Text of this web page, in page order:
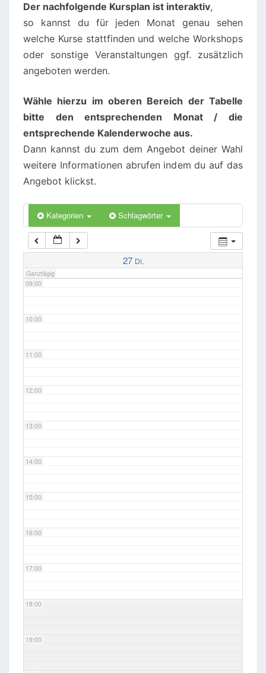
Der nachfolgende Kursplan ist interaktiv,
so kannst du für jeden Monat genau sehen
welche Kurse stattfinden und welche Workshops
oder sonstige Veranstaltungen ggf. zusätzlich
angeboten werden.
Wähle hierzu im oberen Bereich der Tabelle
bitte den entsprechenden Monat / die
entsprechende Kalenderwoche aus.
Dann kannst du zum dem Angebot deiner Wahl
weitere Informationen abrufen indem du auf das
Angebot klickst.
Kategorien Schlagwörter
27 Di.
Ganztägig
02:00
03:00
04:00
06:00
07:00
08:00
09:00
10:00
11:00
12:00
13:00
14:00
15:00
16:00
17:00
18:00
19:00